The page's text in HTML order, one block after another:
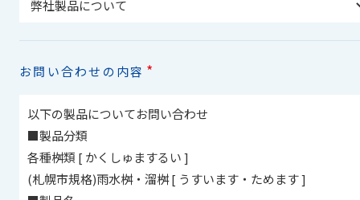
お問い合わせの内容 *